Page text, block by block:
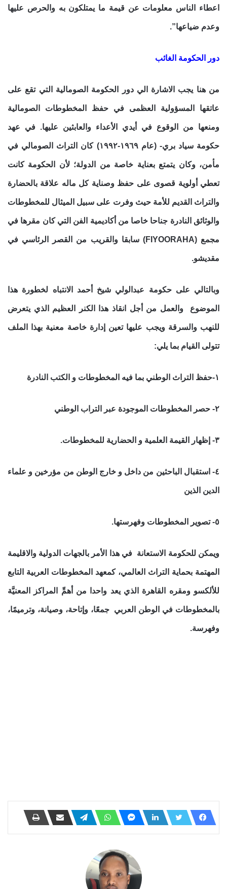
اعطاء الناس معلومات عن قيمة ما يمتلكون به والحرص عليها
وعدم ضياعها”.
دور الحكومة الغائب
من هنا يجب الاشارة الي دور الحكومة الصومالية التي تقع على
عاتقها المسؤولية العظمى في حفظ المخطوطات الصومالية
ومنعها من الوقوع في أيدي الأعداء والعابثين عليها. في عهد
حكومة سياد بري- (عام ١٩٦٩-١٩٩٢) كان التراث الصومالي في
مأمن، وكان يتمتع بعناية خاصة من الدولة؛ لأن الحكومة كانت
تعطي أولوية قصوى على حفظ وصناية كل ماله علاقة بالحضارة
والتراث القديم للأمة حيث وفرت على سبيل الميثال للمخطوطات
والوثائق النادرة جناحا خاصا من أكاديمية الفن التي كان مقرها في
مجمع (FIYOORAHA) سابقا والقريب من القصر الرئاسي في
مقديشو.
وبالتالي على حكومة عبدالولي شيخ أحمد الانتباه لخطورة هذا
الموضوع والعمل من أجل انقاذ هذا الكنر العظيم الذي يتعرض
للنهب والسرقة ويجب عليها تعين إدارة خاصة معنية بهذا الملف
تتولى القيام بما يلي:
١-حفظ التراث الوطني بما فيه المخطوطات و الكتب النادرة
٢- حصر المخطوطات الموجودة عبر التراب الوطني
٣- إظهار القيمة العلمية و الحضارية للمخطوطات.
٤- استقبال الباحثين من داخل و خارج الوطن من مؤرخين و علماء
الدين الذين
٥- تصوير المخطوطات وفهرستها.
ويمكن للحكومة الاستعانة في هذا الأمر بالجهات الدولية والاقليمة
المهتمة بحماية التراث العالمي، كمعهد المخطوطات العربية التابع
للألكسوومقره القاهرة الذي يعد واحدا من أهمِّ المراكز المعنيَّة
بالمخطوطات في الوطن العربي جمعًا، وإتاحة، وصيانة، وترميمًا،
وفهرسة.